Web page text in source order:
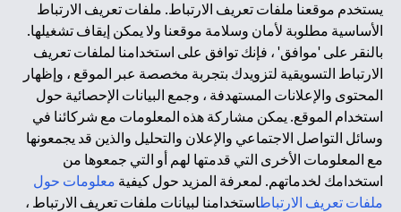
يستخدم موقعنا ملفات تعريف الارتباط. ملفات تعريف الارتباط
الأساسية مطلوبة لأمان وسلامة موقعنا ولا يمكن إيقاف تشغيلها.
بالنقر على 'موافق' ، فإنك توافق على استخدامنا لملفات تعريف
الارتباط التسويقية لتزويدك بتجربة مخصصة عبر الموقع ، وإظهار
المحتوى والإعلانات المستهدفة ، وجمع البيانات الإحصائية حول
استخدام الموقع. يمكن مشاركة هذه المعلومات مع شركائنا في
وسائل التواصل الاجتماعي والإعلان والتحليل والذين قد يجمعونها
مع المعلومات الأخرى التي قدمتها لهم أو التي جمعوها من
استخدامك لخدماتهم. لمعرفة المزيد حول كيفية معلومات حول
ملفات تعريف الارتباطاستخدامنا لبيانات ملفات تعريف الارتباط ،
سيتي بنك إن. إيه. الإمارات مسجل لدى مصرف الإمارات المركزي تحت
أرقام التراخيص 202563 لفرع الوصل في دبي، 531989 لفرع مول
الإمارات في دبي، وCN-1002019لفرع أبوظبي. هاتف: 4000 311 04.
فرع سيتي بنك إن إيه - الإمارات العربية المتحدة مرخص من مصرف
الإمارات العربية المتحدة المركزي كفرع لبنك أجنبي.
سيتي بنك إن إيه الإمارات العربية المتحدة مرخص من هيئة الأوراق المالية
والسلع في الإمارات العربية المتحدة ("SCA") للقيام بالنشاط المالي لـ أ)
الاستشارات المالية والتعريف والترويج بموجب ترخيص رقم
20200000097 ب) وسيط تداول في الأسواق الدولية بموجب ترخيص